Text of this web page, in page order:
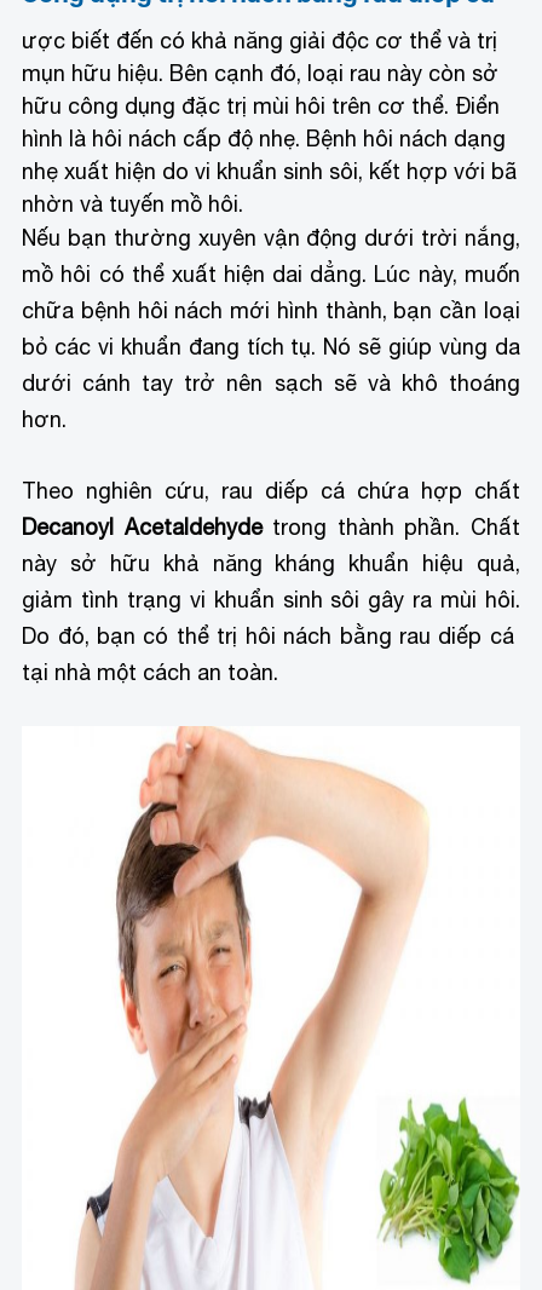
ược biết đến có khả năng giải độc cơ thể và trị
mụn hữu hiệu. Bên cạnh đó, loại rau này còn sở
hữu công dụng đặc trị mùi hôi trên cơ thể. Điển
hình là hôi nách cấp độ nhẹ. Bệnh hôi nách dạng
nhẹ xuất hiện do vi khuẩn sinh sôi, kết hợp với bã
nhờn và tuyến mồ hôi.
Nếu bạn thường xuyên vận động dưới trời nắng,
mồ hôi có thể xuất hiện dai dẳng. Lúc này, muốn
chữa bệnh hôi nách mới hình thành, bạn cần loại
bỏ các vi khuẩn đang tích tụ. Nó sẽ giúp vùng da
dưới cánh tay trở nên sạch sẽ và khô thoáng
hơn.
Theo nghiên cứu, rau diếp cá chứa hợp chất
Decanoyl Acetaldehydetrong thành phần. Chất
này sở hữu khả năng kháng khuẩn hiệu quả,
giảm tình trạng vi khuẩn sinh sôi gây ra mùi hôi.
Do đó, bạn có thể trị hôi nách bằng rau diếp cá
tại nhà một cách an toàn.